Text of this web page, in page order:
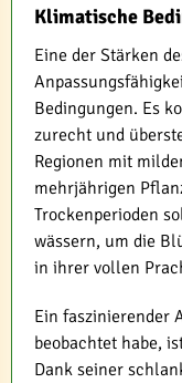
Klimatische
Eine der Stärken
Bedingungen. Es
zurecht und
Regionen mit
mehrjährigen
Trockenperioden
wässern, um die
in ihrer vollen
Ein faszinierender
beobachtet habe,
Dank seiner